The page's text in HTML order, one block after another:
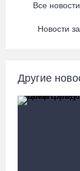
Череповчанку
честь юбилея
Все
Новости
Другие